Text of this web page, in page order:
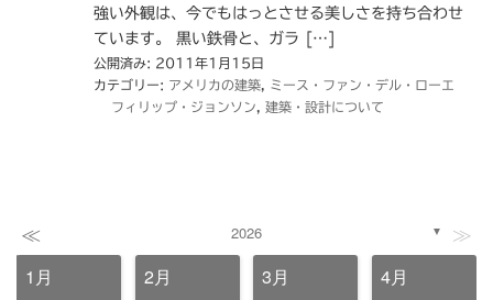
強い外観は、今でもはっとさせる美しさを持ち合わせ
ています。 黒い鉄骨と、ガラ […]
公開済み: 2011年1月15日
カテゴリー: アメリカの建築
ミース・ファン・デル・ローエ
フィリップ・ジョンソン
建築・設計について
≪ 2026 ▼ ≫
1月 2月 3月 4月